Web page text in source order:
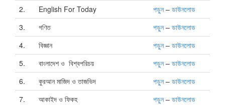
2.
English For Today পড়ুন– ডাউনলোড
3.
গণিত পড়ুন– ডাউনলোড
4.
বিজ্ঞান পড়ুন– ডাউনলোড
5.
বাংলাদেশ ও বিশ্বপরিচয় পড়ুন– ডাউনলোড
6.
কুরআন মাজিদ ও তাজভিদ পড়ুন– ডাউনলোড
7.
আকাইদ ও ফিকহ পড়ুন– ডাউনলোড